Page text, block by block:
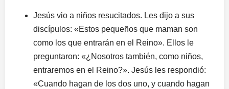
Jesús vio a niños resucitados. Les dijo a sus
discípulos: «Estos pequeños que maman son
como los que entrarán en el Reino». Ellos le
preguntaron: «¿Nosotros también, como niños,
entraremos en el Reino?». Jesús les respondió:
«Cuando hagan de los dos uno, y cuando hagan